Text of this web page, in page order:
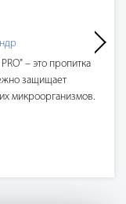
– это пропитка
защищает
микроорганизмов.
сохраняет свои